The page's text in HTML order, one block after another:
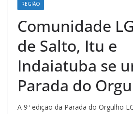
REGIÃO
Comunidade
de Salto, Itu e
Indaiatuba se
Parada do
A 9ª edição da Parada do Orgulho